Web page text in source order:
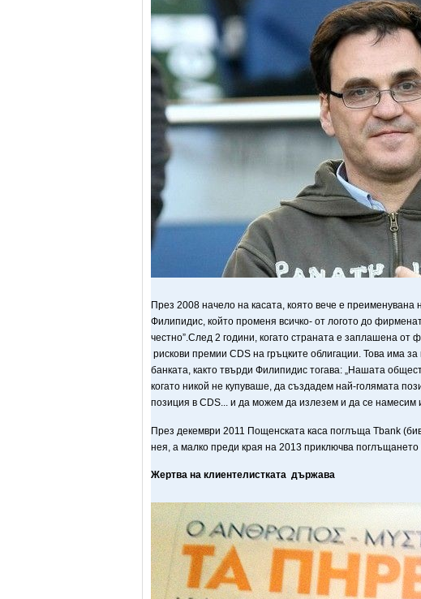
През 2008 начело на касата, която вече е
Филипидис, който променя всичко- от логото до
честно”.След 2 години, когато страната е заплашена от
рискови премии CDS на гръцките облигации. Това има
банката, както твърди Филипидис тогава: „Нашата
когато никой не купуваше, да създадем най-голямата
позиция в CDS... и да можем да излезем и да се намесим
През декември 2011 Пощенската каса поглъща Tbank
нея, а малко преди края на 2013 приключва поглъщането
Жертва на клиентелистката държава